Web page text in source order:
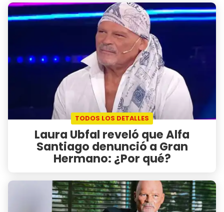
TODOS LOS DETALLES
Laura Ubfal reveló que Alfa
Santiago denunció a Gran
Hermano: ¿Por qué?